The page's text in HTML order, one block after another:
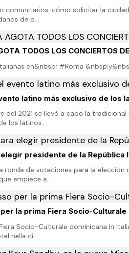
comunitarios: cómo solicitar la
de p…
TODOS LOS CONCIERTOS
en&nbsp; #Roma
latino más exclusivo de los
del 2021 se llevó a cabo la
los latinos…
presidente de la República
ronda de votaciones para la
empiece a…
la prima Fiera Socio-Culturale
Socio-Culturale dominicana in
nella ci…